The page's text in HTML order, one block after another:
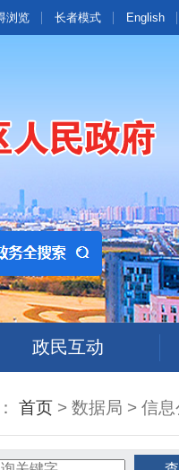
浏览 长者模式 English
政民互动
首页 > 数据局 > 信